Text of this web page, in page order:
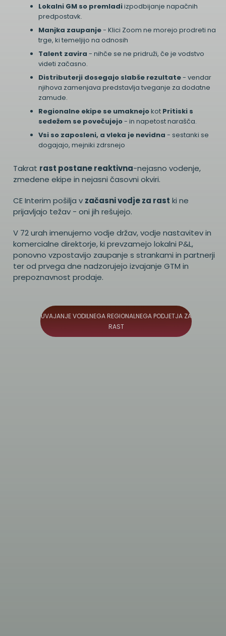
Lokalni GM so premladiizpodbijanje napačnih
predpostavk.
Manjka zaupanje- Klici Zoom ne morejo prodreti na
trge, ki temeljijo na odnosih
Talent zavira - nihče se ne pridruži, če je vodstvo
videti začasno.
Distributerji dosegajo slabše rezultate- vendar
njihova zamenjava predstavlja tveganje za dodatne
zamude.
Regionalne ekipe se umaknejokot Pritiski s
sedežem se povečujejo- in napetost narašča.
Vsi so zaposleni, a vleka je nevidna - sestanki se
dogajajo, mejniki zdrsnejo
Takrat rast postane reaktivna-nejasno vodenje,
zmedene ekipe in nejasni časovni okviri.
CE Interim pošilja v začasni vodje za rast ki ne
prijavljajo težav - oni jih rešujejo.
V 72 urah imenujemo vodje držav, vodje nastavitev in
komercialne direktorje, ki prevzamejo lokalni P&L,
ponovno vzpostavijo zaupanje s strankami in partnerji
ter od prvega dne nadzorujejo izvajanje GTM in
prepoznavnost prodaje.
UVAJANJE VODILNEGA REGIONALNEGA PODJETJA ZA
RAST